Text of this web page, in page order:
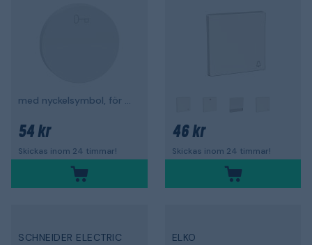
med nyckelsymbol, för strömställare
54 kr
Skickas inom 24 timmar!
46 kr
Skickas inom 24 timmar!
SCHNEIDER ELECTRIC ELKO